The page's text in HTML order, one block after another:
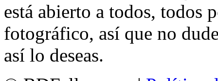
está abierto a todos, todos
fotográfico, así que no
así lo deseas.